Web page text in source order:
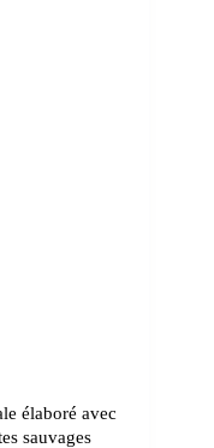
élaboré avec
sauvages